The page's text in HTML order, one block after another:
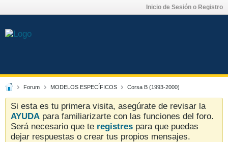
Inicio de Sesión o Registro
Forum MODELOS ESPECÍFICOS Corsa B (1993-2000)
Si esta es tu primera visita, asegúrate de revisar la
AYUDA para familiarizarte con las funciones del foro.
Será necesario que te registres para que puedas
dejar respuestas o crear tus propios mensajes.